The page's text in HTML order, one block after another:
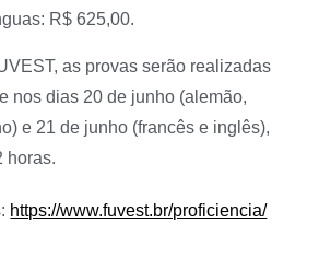
R$ 625,00.
as provas serão realizadas
nos dias 20 de junho (alemão,
e 21 de junho (francês e inglês),
horas.
https://www.fuvest.br/proficiencia/